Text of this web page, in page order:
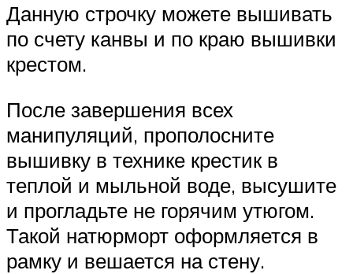
Данную строчку можете вышивать
по счету канвы и по краю вышивки
крестом.
После завершения всех
манипуляций, прополосните
вышивку в технике крестик в
теплой и мыльной воде, высушите
и прогладьте не горячим утюгом.
Такой натюрморт оформляется в
рамку и вешается на стену.